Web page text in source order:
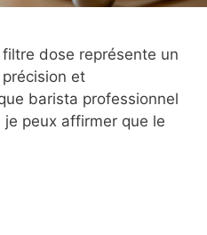
dose représente un
et
barista professionnel
peux affirmer que le